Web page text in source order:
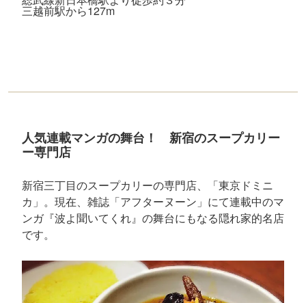
三越前駅から127m
人気連載マンガの舞台！ 新宿のスープカリー
ー専門店
新宿三丁目のスープカリーの専門店、「東京ドミニ
カ」。現在、雑誌「アフターヌーン」にて連載中のマ
ンガ『波よ聞いてくれ』の舞台にもなる隠れ家的名店
です。